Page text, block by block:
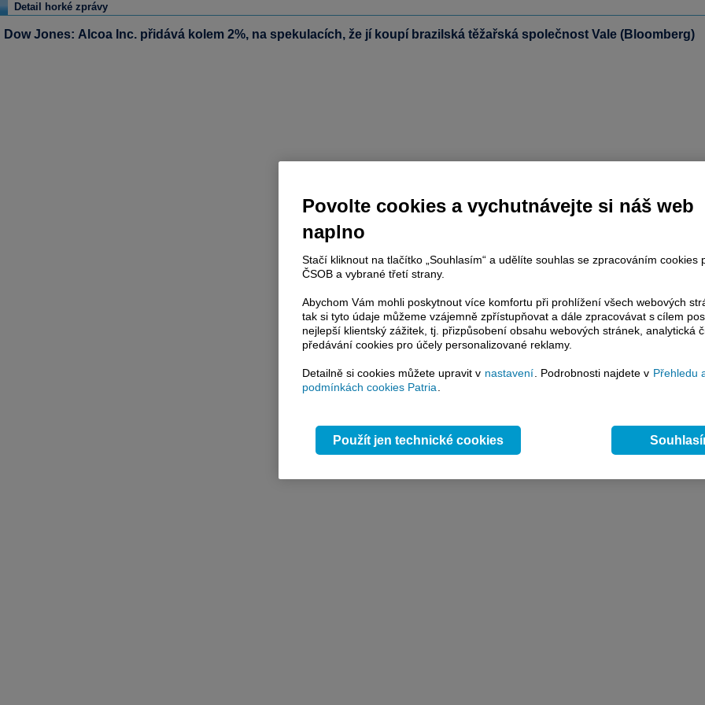
Detail horké zprávy
Dow Jones: Alcoa Inc. přidává kolem 2%, na spekulacích, že jí koupí brazilská těžařská společnost Vale (Bloomberg)
Povolte cookies a vychutnávejte si náš web
naplno
Stačí kliknout na tlačítko „Souhlasím“ a udělíte souhlas se zpracováním cookies
ČSOB a vybrané třetí strany.
Abychom Vám mohli poskytnout více komfortu při prohlížení všech webových
tak si tyto údaje můžeme vzájemně zpřístupňovat a dále zpracovávat s cílem
nejlepší klientský zážitek, tj. přizpůsobení obsahu webových stránek, analytická
předávání cookies pro účely personalizované reklamy.
Detailně si cookies můžete upravit v nastavení . Podrobnosti najdete v Přehledu
podmínkách cookies Patria
Použít jen technické cookies